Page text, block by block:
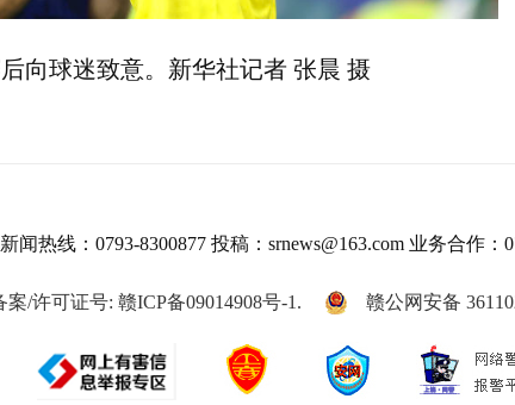
向球迷致意。新华社记者 张晨 摄
闻热线：0793-8300877 投稿：srnews@163.com 业务合作：
案/许可证号: 赣ICP备09014908号-1. 赣公网安备